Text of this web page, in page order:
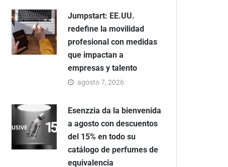
Jumpstart: EE.UU.
redefine la movilidad
profesional con medidas
que impactan a
empresas y talento
agosto 7, 2026
Esenzzia da la bienvenida
a agosto con descuentos
del 15% en todo su
catálogo de perfumes de
equivalencia